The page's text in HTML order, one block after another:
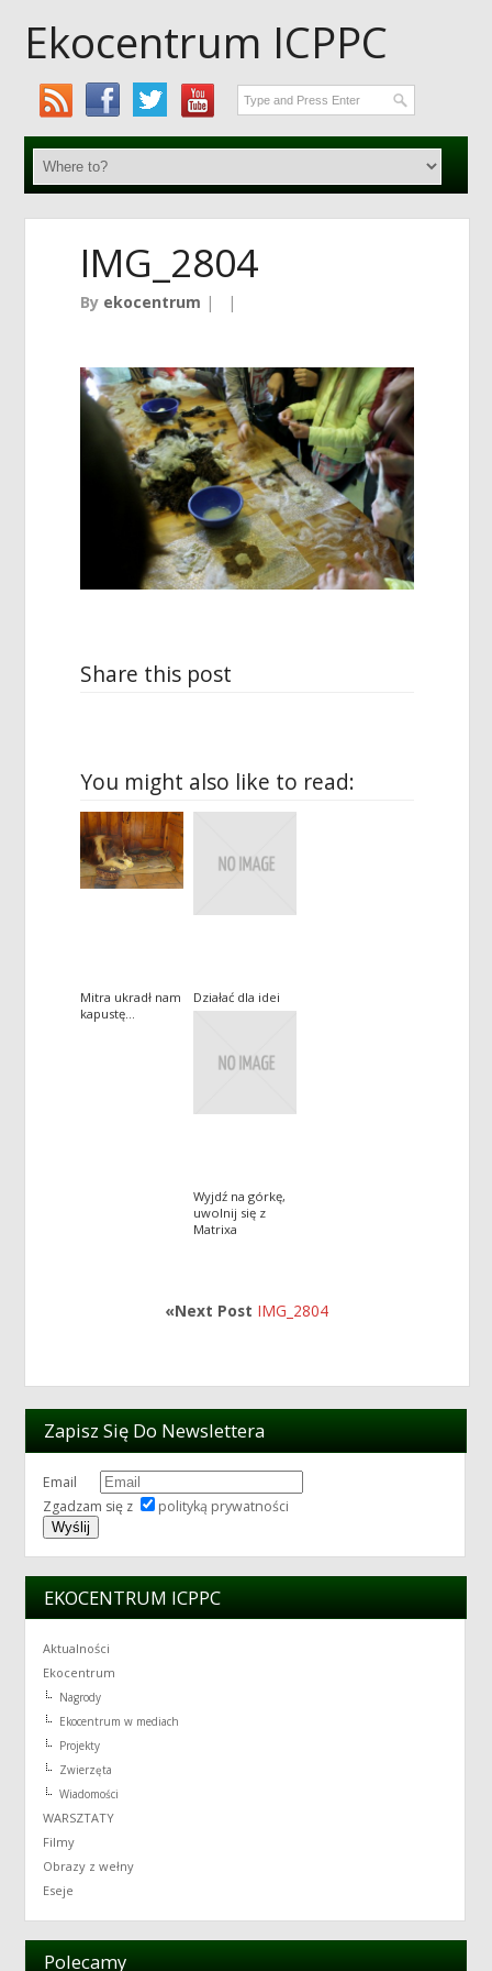
Ekocentrum ICPPC
IMG_2804
By ekocentrum | |
Share this post
You might also like to read:
Mitra ukradł nam
kapustę…
Działać dla idei
Wyjdź na górkę,
uwolnij się z
Matrixa
«Next Post IMG_2804
Zapisz Się Do Newslettera
Email
Zgadzam się z
polityką prywatności
EKOCENTRUM ICPPC
Aktualności
Ekocentrum
Nagrody
Ekocentrum w mediach
Projekty
Zwierzęta
Wiadomości
WARSZTATY
Filmy
Obrazy z wełny
Eseje
Polecamy